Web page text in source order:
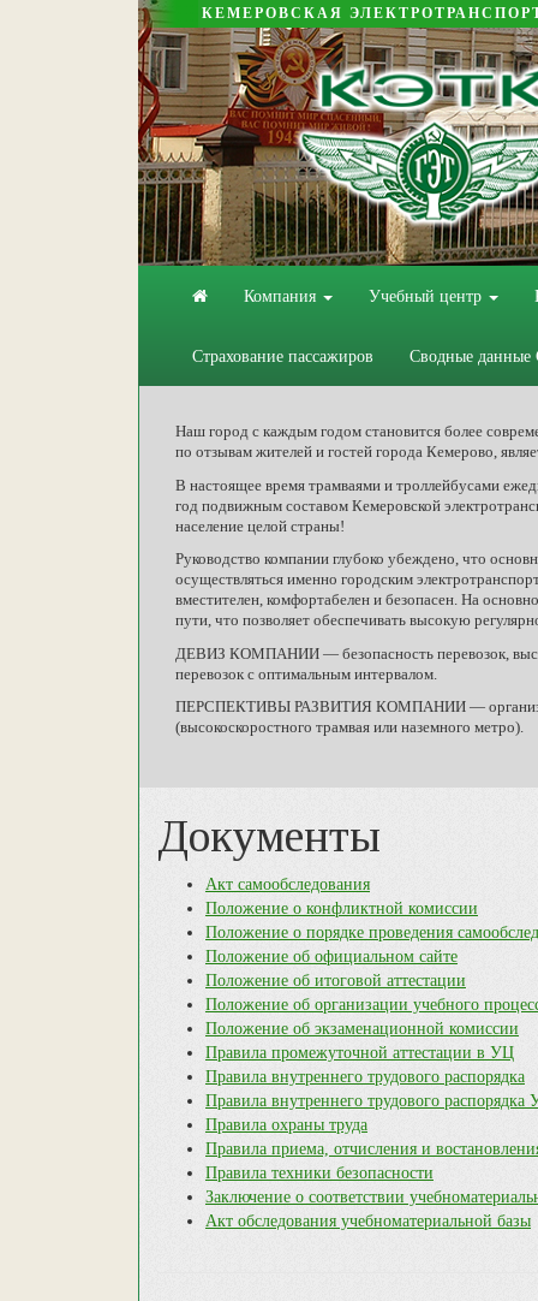
КЕМЕРОВСКАЯ
Компания Учебный центр
Страхование пассажиров Сводные
Наш город с каждым годом становится более
по отзывам жителей и гостей города Кемерово,
В настоящее время трамваями и троллейбусами
год подвижным составом Кемеровской
население целой страны!
Руководство компании глубоко убеждено, что
осуществляться именно городским
вместителен, комфортабелен и безопасен. На
пути, что позволяет обеспечивать высокую
ДЕВИЗ КОМПАНИИ — безопасность перевозок,
перевозок с оптимальным интервалом.
ПЕРСПЕКТИВЫ РАЗВИТИЯ КОМПАНИИ —
(высокоскоростного трамвая или наземного метро).
Документы
Акт самообследования
Положение о конфликтной комиссии
Положение о порядке проведения
Положение об официальном сайте
Положение об итоговой аттестации
Положение об организации учебного
Положение об экзаменационной комиссии
Правила промежуточной аттестации в УЦ
Правила внутреннего трудового распорядка
Правила внутреннего трудового распорядка
Правила охраны труда
Правила приема, отчисления и
Правила техники безопасности
Заключение о соответствии
Акт обследования учебноматериальной базы